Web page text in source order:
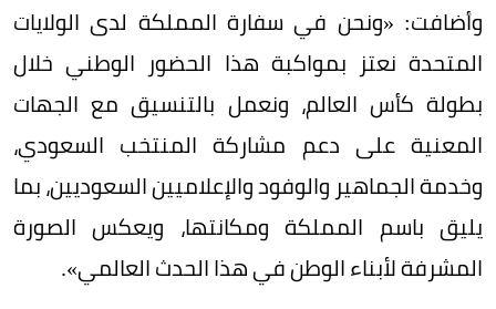
وأضافت: «ونحن في سفارة المملكة لدى الولايات
المتحدة نعتز بمواكبة هذا الحضور الوطني خلال
بطولة كأس العالم، ونعمل بالتنسيق مع الجهات
المعنية على دعم مشاركة المنتخب السعودي،
وخدمة الجماهير والوفود والإعلاميين السعوديين، بما
يليق باسم المملكة ومكانتها، ويعكس الصورة
المشرفة لأبناء الوطن في هذا الحدث العالمي».